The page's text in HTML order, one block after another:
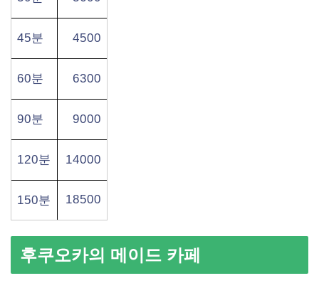
45분 4500
60분 6300
90분 9000
120분 14000
150분 18500
후쿠오카의 메이드 카페